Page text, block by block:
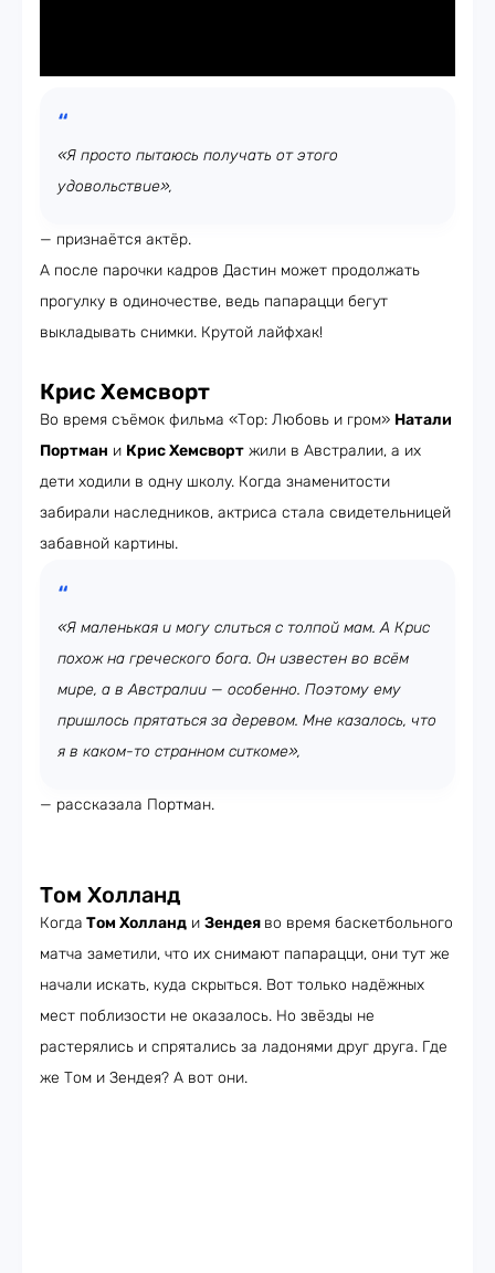
«Я просто пытаюсь получать от этого
удовольствие»,
— признаётся актёр.
А после парочки кадров Дастин может продолжать
прогулку в одиночестве, ведь папарацци бегут
выкладывать снимки. Крутой лайфхак!
Крис Хемсворт
Во время съёмок фильма «Тор: Любовь и гром» Натали
Портман и Крис Хемсворт жили в Австралии, а их
дети ходили в одну школу. Когда знаменитости
забирали наследников, актриса стала свидетельницей
забавной картины.
«Я маленькая и могу слиться с толпой мам. А Крис
похож на греческого бога. Он известен во всём
мире, а в Австралии — особенно. Поэтому ему
пришлось прятаться за деревом. Мне казалось, что
я в каком-то странном ситкоме»,
— рассказала Портман.
Том Холланд
Когда Том Холланд и Зендея во время баскетбольного
матча заметили, что их снимают папарацци, они тут же
начали искать, куда скрыться. Вот только надёжных
мест поблизости не оказалось. Но звёзды не
растерялись и спрятались за ладонями друг друга. Где
же Том и Зендея? А вот они.